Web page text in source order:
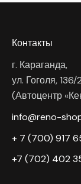
Контакты
г. Караганда,
ул. Гоголя, 136/2
(Автоцентр
info@reno-
+ 7 (700) 917
+7 (702) 402